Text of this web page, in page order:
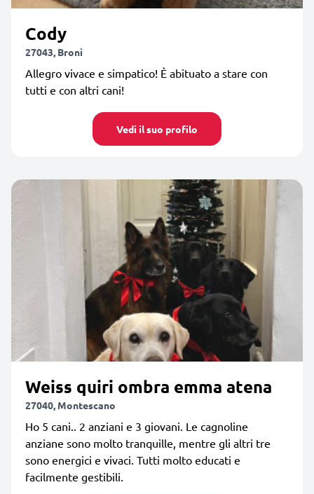
Cody
27043, Broni
Allegro vivace e simpatico! È abituato a stare con
tutti e con altri cani!
Vedi il suo profilo
Weiss quiri ombra emma atena
27040, Montescano
Ho 5 cani.. 2 anziani e 3 giovani. Le cagnoline
anziane sono molto tranquille, mentre gli altri tre
sono energici e vivaci. Tutti molto educati e
facilmente gestibili.